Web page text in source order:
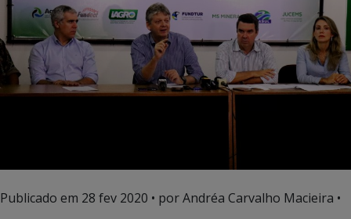
Publicado em 28 fev 2020 • por Andréa Carvalho Macieira •